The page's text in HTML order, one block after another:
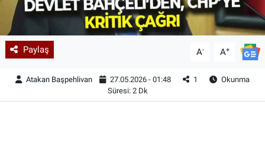
Paylaş A- A+
Atakan Başpehlivan 27.05.2026 - 01:48 1
Okunma
Süresi: 2 Dk